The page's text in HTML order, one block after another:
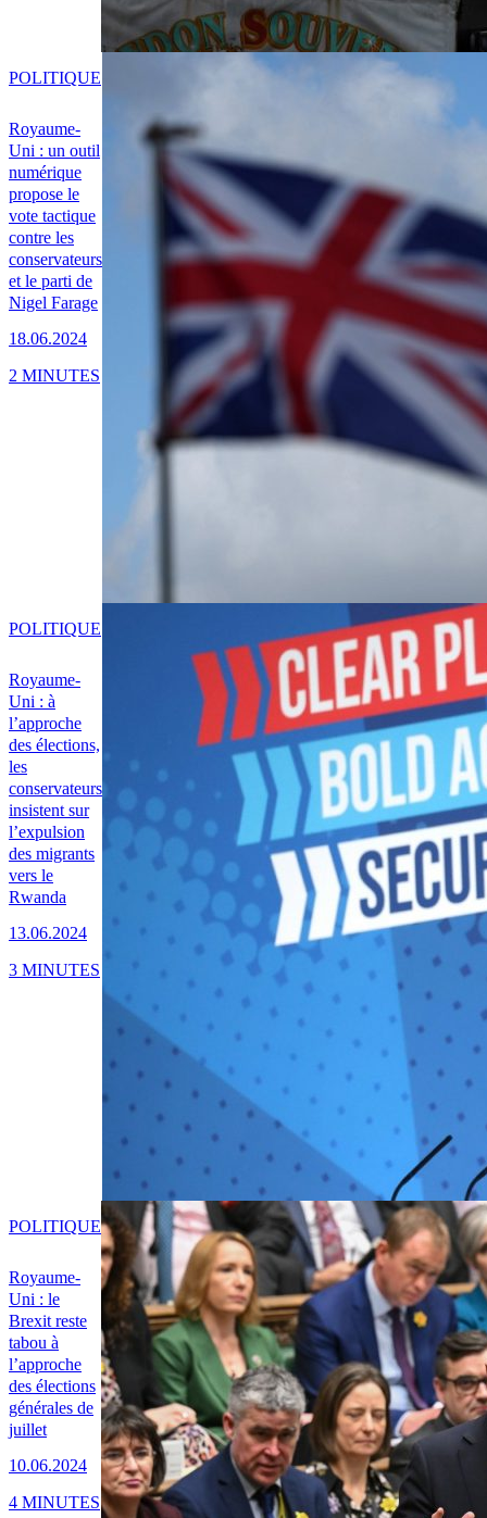
Royaume-
Uni : un outil
numérique
propose le
vote tactique
contre les
conservateurs
et le parti de
Nigel Farage
18.06.2024
POLITIQUE
2 MINUTES
Royaume-
Uni : à
l’approche
des élections,
les
conservateurs
insistent sur
l’expulsion
des migrants
vers le
Rwanda
13.06.2024
POLITIQUE
3 MINUTES
Royaume-
Uni : le
Brexit reste
tabou à
l’approche
des élections
générales de
juillet
10.06.2024
POLITIQUE
4 MINUTES